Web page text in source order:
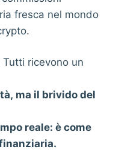
fresca nel mondo
Tutti ricevono un
ma il brivido del
reale: è come